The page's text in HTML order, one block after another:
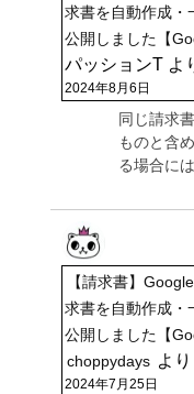
求書を自動作成・
公開しました【
パッションT よ
2024年8月6日
同じ請求
ものと含
る場合に
【請求書】
求書を自動作成・
公開しました【
choppydays より
2024年7月25日